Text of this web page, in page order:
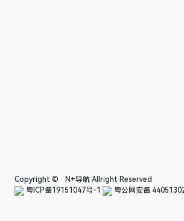
Copyright © · N+导航 Allright Reserved
粤ICP备19151047号-1
粤公网安备